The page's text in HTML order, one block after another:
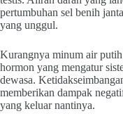
pertumbuhan sel benih
yang unggul.
Kurangnya minum air
hormon yang mengatur
dewasa.
memberikan dampak
yang keluar nantinya.